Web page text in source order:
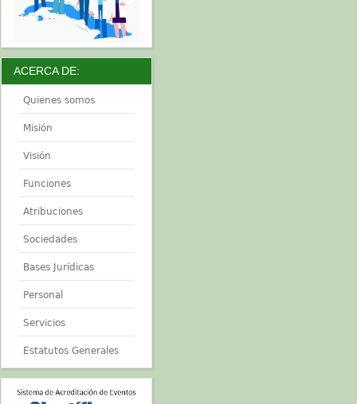
ACERCA DE:
Quienes somos
Misión
Visión
Funciones
Atribuciones
Sociedades
Bases Jurídicas
Personal
Servicios
Estatutos Generales